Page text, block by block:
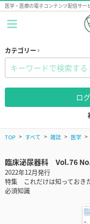
医学・医療の電子コンテンツ配信サー
カテゴリー
ロ
TOP すべて 雑誌 医学
臨床泌尿器科 Vol.76
2022年12月発行
特集 これだけは知っておき
必須知識